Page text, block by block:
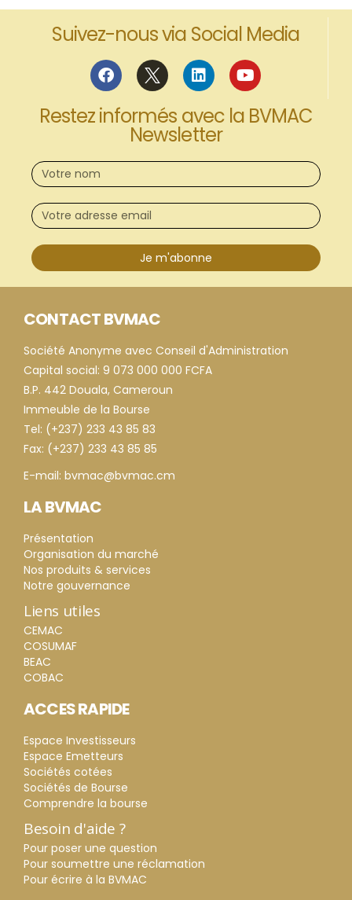
Suivez-nous via Social Media
Restez informés avec la BVMAC
Newsletter
Je m'abonne
CONTACT BVMAC
Société Anonyme avec Conseil d'Administration
Capital social: 9 073 000 000 FCFA
B.P. 442 Douala, Cameroun
Immeuble de la Bourse
Tel: (+237) 233 43 85 83
Fax: (+237) 233 43 85 85
E-mail: bvmac@bvmac.cm
LA BVMAC
Présentation
Organisation du marché
Nos produits & services
Notre gouvernance
Liens utiles
CEMAC
COSUMAF
BEAC
COBAC
ACCES RAPIDE
Espace Investisseurs
Espace Emetteurs
Sociétés cotées
Sociétés de Bourse
Comprendre la bourse
Besoin d'aide ?
Pour poser une question
Pour soumettre une réclamation
Pour écrire à la BVMAC